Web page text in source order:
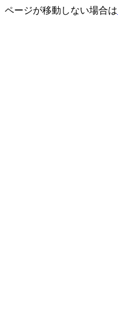
ページが移動しない場合は